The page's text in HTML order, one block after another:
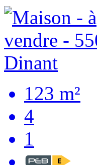
123 m²
4
1